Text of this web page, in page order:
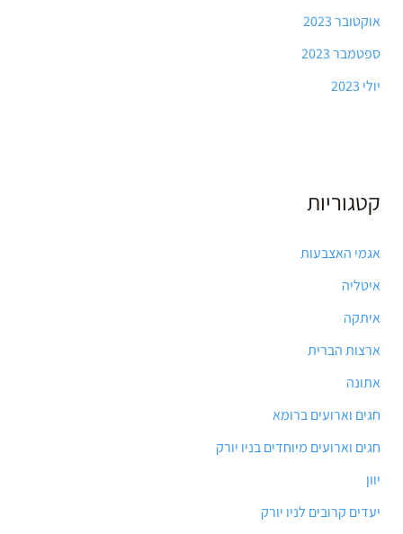
אוקטובר 2023
ספטמבר 2023
יולי 2023
קטגוריות
אגמי האצבעות
איטליה
איתקה
ארצות הברית
אתונה
חגים וארועים ברומא
חגים וארועים מיוחדים בניו יורק
יוון
יעדים קרובים לניו יורק